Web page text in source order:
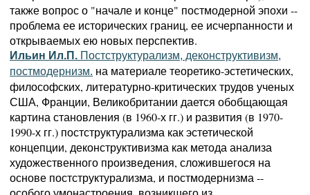
также вопрос о "начале и конце" постмодерной эпохи --
проблема ее исторических границ, ее исчерпанности и
открываемых ею новых перспектив.
Ильин Ил.П. Постструктурализм, деконструктивизм,
постмодернизм. на материале теоретико-эстетических,
философских, литературно-критических трудов ученых
США, Франции, Великобритании дается обобщающая
картина становления (в 1960-х гг.) и развития (в 1970-
1990-х гг.) постструктурализма как эстетической
концепции, деконструктивизма как метода анализа
художественного произведения, сложившегося на
основе постструктурализма, и постмодернизма --